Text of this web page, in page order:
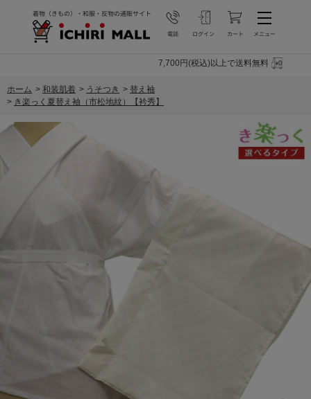
7,700円(税込)以上で送料無料
ホーム > 和装肌着 > うそつき > 替え袖
> き楽っく夏替え袖（市松地紋）【衿秀】